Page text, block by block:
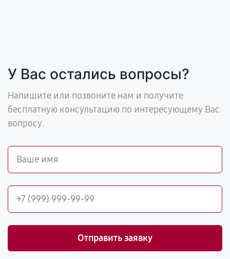
У Вас остались вопросы?
Напишите или позвоните нам и получите
бесплатную консультацию по интересующему Вас
вопросу.
Отправить заявку